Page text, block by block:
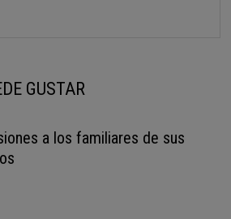
GUSTAR
a los familiares de sus